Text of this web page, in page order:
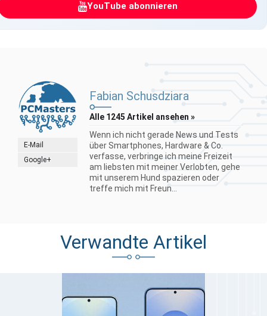
YouTube abonnieren
E-Mail
Google+
Fabian Schusdziara
Alle 1245 Artikel ansehen »
Wenn ich nicht gerade News und Tests
über Smartphones, Hardware & Co.
verfasse, verbringe ich meine Freizeit
am liebsten mit meiner Verlobten, gehe
mit unserem Hund spazieren oder
treffe mich mit Freun...
Verwandte Artikel